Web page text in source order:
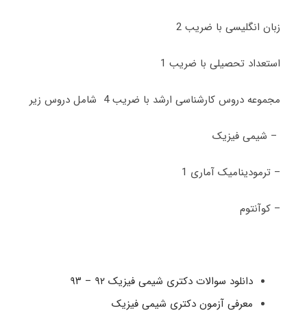
زبان انگلیسی با ضریب 2
استعداد تحصیلی با ضریب 1
مجموعه دروس کارشناسی ارشد با ضریب 4 شامل دروس زیر
– شیمی فیزیک
– ترمودینامیک آماری 1
– کوآنتوم
دانلود سوالات دکتری شیمی فیزیک ۹۲ – ۹۳
معرفی آزمون دکتری شیمی فیزیک